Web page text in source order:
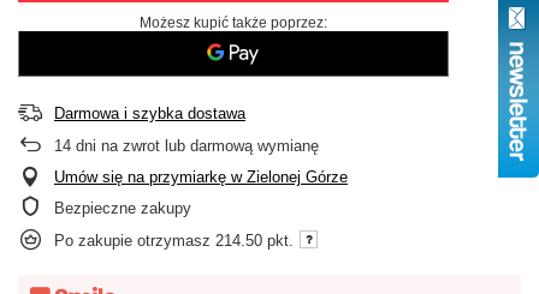
Możesz kupić także poprzez:
Darmowa i szybka dostawa
14 dni na zwrot lub darmową wymianę
Umów się na przymiarkę w Zielonej Górze
Bezpieczne zakupy
Po zakupie otrzymasz 214.50 pkt.